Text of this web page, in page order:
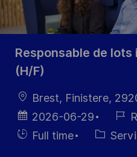
Responsable de
(H/F)
localisation
Brest, Finistere,
Date
d’affichage
2026-06-29
du
HiringFull time Catégorie